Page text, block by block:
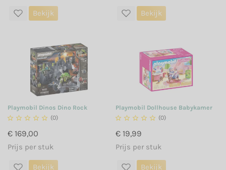
Bekijk Bekijk
Playmobil Dinos Dino Rock
     (0)
€ 169,00
Prijs per stuk
Bekijk
Playmobil Dollhouse Babykamer
     (0)
€ 19,99
Prijs per stuk
Bekijk